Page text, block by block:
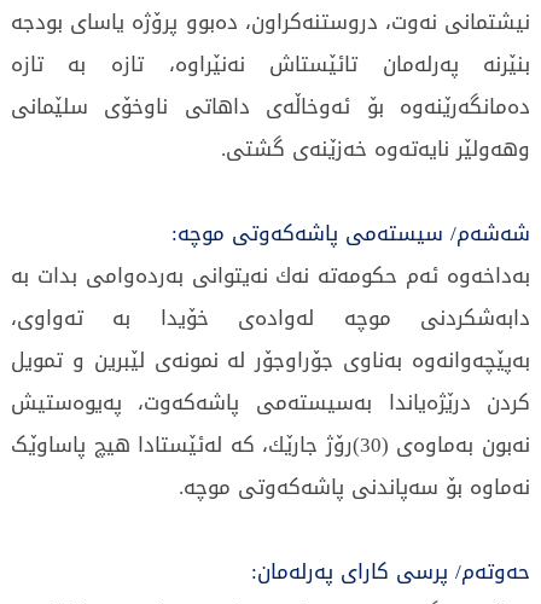
نیشتمانی نەوت، دروستنەكراون، دەبوو پرۆژە یاسای بودجە
بنێرنە پەرلەمان تائێستاش نەنێراوە، تازە بە تازە
دەمانگەرێنەوە بۆ ئەوخاڵەی داهاتی ناوخۆی سلێمانی
وهەولێر نایەتەوە خەزێنەی گشتی.
شەشەم/ سیستەمی پاشەكەوتی موچە:
بەداخەوە ئەم حكومەتە نەك نەیتوانی بەردەوامی بدات بە
دابەشكردنی موچە لەوادەی خۆیدا بە تەواوی،
بەپێچەوانەوە بەناوی جۆراوجۆر لە نمونەی لێبرین و تمویل
كردن درێژەیاندا بەسیستەمی پاشەكەوت، پەیوەستیش
نەبون بەماوەی (30)رۆژ جارێك، كە لەئێستادا هیچ پاساوێک
نەماوە بۆ سەپاندنی پاشەكەوتی موچە.
حەوتەم/ پرسی كارای پەرلەمان: